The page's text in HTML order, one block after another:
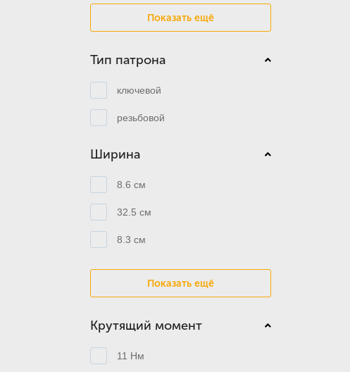
Показать ещё
Тип патрона
ключевой
резьбовой
Ширина
8.6 см
32.5 см
8.3 см
Показать ещё
Крутящий момент
11 Нм